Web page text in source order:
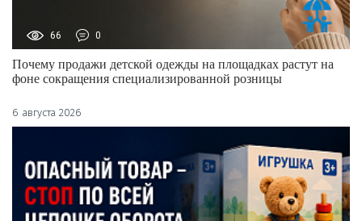
66 0
Почему продажи детской одежды на площадках растут на
фоне сокращения специализированной розницы
6 августа 2026